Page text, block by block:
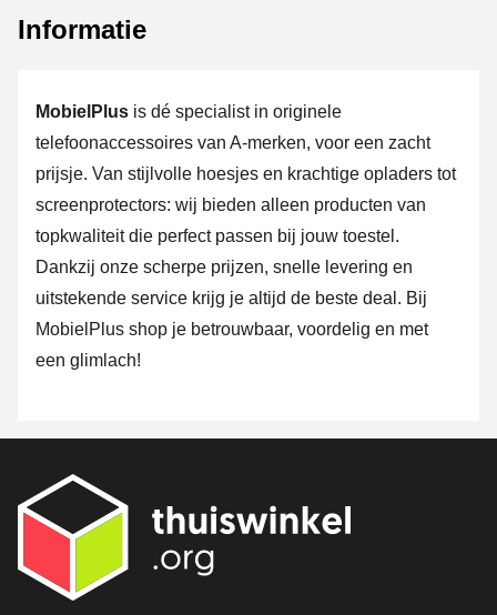
Informatie
MobielPlus is dé specialist in originele
telefoonaccessoires van A-merken, voor een zacht
prijsje. Van stijlvolle hoesjes en krachtige opladers tot
screenprotectors: wij bieden alleen producten van
topkwaliteit die perfect passen bij jouw toestel.
Dankzij onze scherpe prijzen, snelle levering en
uitstekende service krijg je altijd de beste deal. Bij
MobielPlus shop je betrouwbaar, voordelig en met
een glimlach!